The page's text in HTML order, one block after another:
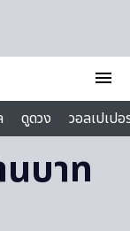
menu
ดูดวง
วอลเปเป
บาท